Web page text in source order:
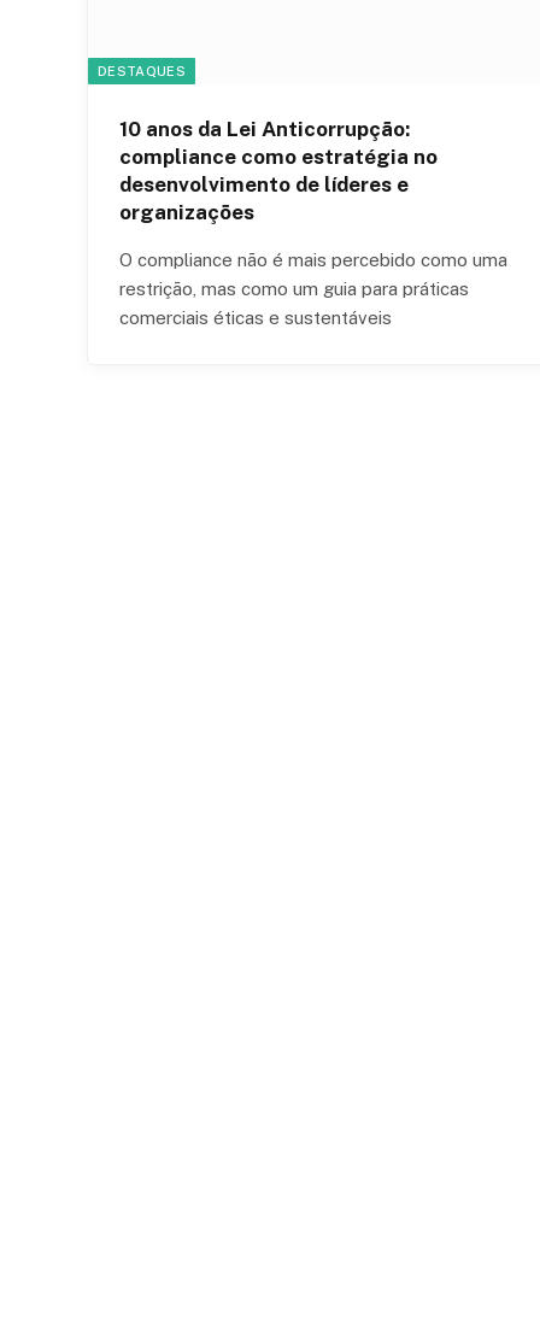
DESTAQUES
10 anos da Lei Anticorrupção:
compliance como estratégia no
desenvolvimento de líderes e
organizações
O compliance não é mais percebido como uma
restrição, mas como um guia para práticas
comerciais éticas e sustentáveis